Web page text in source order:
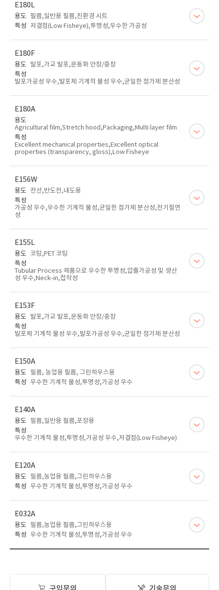
E180L
용도 필름,일반용 필름,친환경 시트
특성
저결점(Low Fisheye),투명성,우수한 가공성
E180F
용도
발포,가교 발포,운동화 안창/중창
특성
발포가공성 우수,발포체 기계적 물성 우수,균일한 첨가제 분산성
E180A
용도
Agricultural film,Stretch hood,Packaging,Multi layer film
특성
Excellent mechanical properties,Excellent optical
properties (transparency, gloss),Low Fisheye
E156W
용도
전선,반도전,내도용
특성
가공성 우수,우수한 기계적 물성,균일한 첨가제 분산성,전기절연
성
E155L
용도 코팅,PET 코팅
특성
Tubular Process 제품으로 우수한 투명성,압출가공성 및 생산
성 우수,Neck-in,접착성
E153F
용도
발포,가교 발포,운동화 안창/중창
특성
발포체 기계적 물성 우수,발포가공성 우수,균일한 첨가제 분산성
E150A
용도 필름, 농업용 필름, 그린하우스용
특성 우수한 기계적 물성,투명성,가공성 우수
E140A
용도 필름,일반용 필름,포장용
특성
우수한 기계적 물성,투명성,가공성 우수,저결점(Low Fisheye)
E120A
용도 필름,농업용 필름,그린하우스용
특성 우수한 기계적 물성,투명성,가공성 우수
E032A
용도 필름,농업용 필름,그린하우스용
특성 우수한 기계적 물성,투명성,가공성 우수